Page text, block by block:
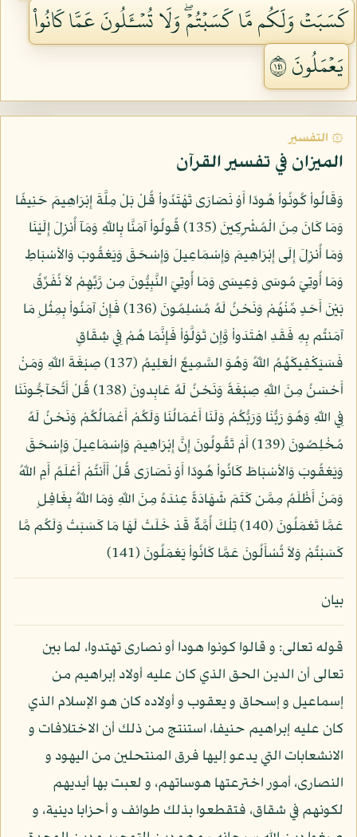
كَسَبَتۡ وَلَكُم مَّا كَسَبۡتُمۡۖ وَلَا تُسۡـَٔلُونَ عَمَّا كَانُواْ
يَعۡمَلُونَ ١٤١
۞ التفسير
الميزان في تفسير القرآن
وَقَالُواْ كُونُواْ هُودًا أَوْ نَصَارَى تَهْتَدُواْ قُلْ بَلْ مِلَّةَ إِبْرَاهِيمَ حَنِيفًا
وَمَا كَانَ مِنَ الْمُشْرِكِينَ (135) قُولُواْ آمَنَّا بِاللّهِ وَمَآ أُنزِلَ إِلَيْنَا
وَمَا أُنزِلَ إِلَى إِبْرَاهِيمَ وَإِسْمَاعِيلَ وَإِسْحَقَ وَيَعْقُوبَ وَالأسْبَاطِ
وَمَا أُوتِيَ مُوسَى وَعِيسَى وَمَا أُوتِيَ النَّبِيُّونَ مِن رَّبِّهِمْ لاَ نُفَرِّقُ
بَيْنَ أَحَدٍ مِّنْهُمْ وَنَحْنُ لَهُ مُسْلِمُونَ (136) فَإِنْ آمَنُواْ بِمِثْلِ مَا
آمَنتُم بِهِ فَقَدِ اهْتَدَواْ وَّإِن تَوَلَّوْاْ فَإِنَّمَا هُمْ فِي شِقَاقٍ
فَسَيَكْفِيكَهُمُ اللّهُ وَهُوَ السَّمِيعُ الْعَلِيمُ (137) صِبْغَةَ اللّهِ وَمَنْ
أَحْسَنُ مِنَ اللّهِ صِبْغَةً وَنَحْنُ لَهُ عَابِدونَ (138) قُلْ أَتُحَآجُّونَنَا
فِي اللّهِ وَهُوَ رَبُّنَا وَرَبُّكُمْ وَلَنَا أَعْمَالُنَا وَلَكُمْ أَعْمَالُكُمْ وَنَحْنُ لَهُ
مُخْلِصُونَ (139) أَمْ تَقُولُونَ إِنَّ إِبْرَاهِيمَ وَإِسْمَاعِيلَ وَإِسْحَقَ
وَيَعْقُوبَ وَالأسْبَاطَ كَانُواْ هُودًا أَوْ نَصَارَى قُلْ أَأَنتُمْ أَعْلَمُ أَمِ اللّهُ
وَمَنْ أَظْلَمُ مِمَّن كَتَمَ شَهَادَةً عِندَهُ مِنَ اللّهِ وَمَا اللّهُ بِغَافِلٍ
عَمَّا تَعْمَلُونَ (140) تِلْكَ أُمَّةٌ قَدْ خَلَتْ لَهَا مَا كَسَبَتْ وَلَكُم مَّا
كَسَبْتُمْ وَلاَ تُسْأَلُونَ عَمَّا كَانُواْ يَعْمَلُونَ (141)
بيان
قوله تعالى: و قالوا كونوا هودا أو نصارى تهتدوا، لما بين
تعالى أن الدين الحق الذي كان عليه أولاد إبراهيم من
إسماعيل و إسحاق و يعقوب و أولاده كان هو الإسلام الذي
كان عليه إبراهيم حنيفا، استنتج من ذلك أن الاختلافات و
الانشعابات التي يدعو إليها فرق المنتحلين من اليهود و
النصارى، أمور اخترعتها هوساتهم، و لعبت بها أيديهم
لكونهم في شقاق، فتقطعوا بذلك طوائف و أحزابا دينية، و